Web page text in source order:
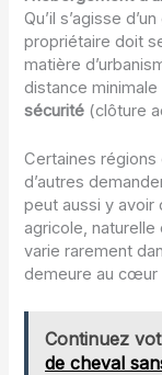
Qu’il s’agisse
propriétaire doit
matière
distance
sécurité (clôture
Certaines
d’autres
peut aussi y
agricole,
varie rarement
demeure au cœur
Continuez
de cheval